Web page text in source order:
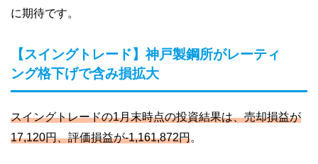
に期待です。
【スイングトレード】神戸製鋼所がレーティ
ング格下げで含み損拡大
スイングトレードの1月末時点の投資結果は、売却損益が
17,120円、評価損益が-1,161,872円。